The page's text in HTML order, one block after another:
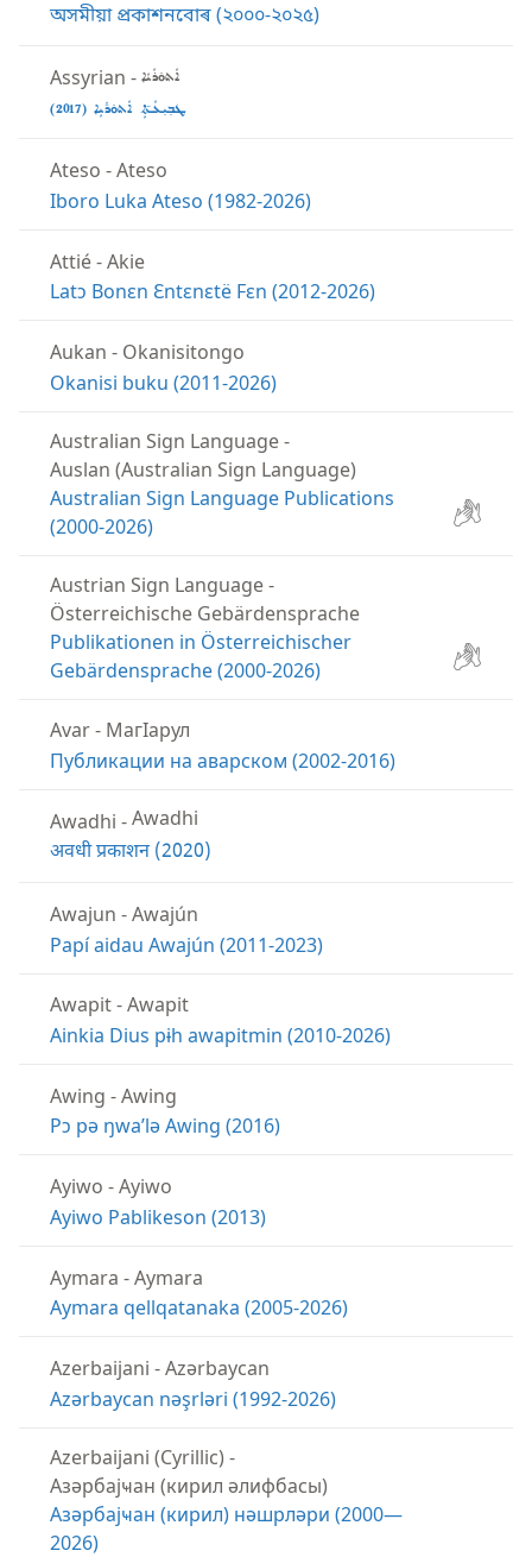
অসমীয়া প্ৰকাশনবোৰ (২০০০-২০২৫)
Assyrian - ܐܵܬܘܿܪܵܝܵܐ
ܛܒܼܝܼܥܵـܬܐܹ̈ ܐܵܬܘܿܪ̈ܵܝܹܐ (‏2017)‏
Ateso -Ateso
Iboro Luka Ateso (1982-2026)
Attié-Akie
Latɔ Bonɛn Ɛntɛnɛtë Fɛn (2012-2026)
Aukan - Okanisitongo
Okanisi buku (2011-2026)
Australian Sign Language-
Auslan (Australian Sign Language)
Australian Sign Language Publications
(2000-2026)
Austrian Sign Language-
Österreichische Gebärdensprache
Publikationen in Österreichischer
Gebärdensprache (2000-2026)
Avar- МагӀарул
Публикации на аварском (2002-2016)
Awadhi -Awadhi
अवधी प्रकाशन (2020)
Awajun -Awajún
Papí aidau Awajún (2011-2023)
Awapit-Awapit
Ainkia Dius pɨh awapitmin (2010-2026)
Awing -Awing
Pɔ pə ŋwaʼlə Awing (2016)
Ayiwo -Ayiwo
Ayiwo Pablikeson (2013)
Aymara -Aymara
Aymara qellqatanaka (2005-2026)
Azerbaijani -Azərbaycan
Azərbaycan nəşrləri (1992-2026)
Azerbaijani (Cyrillic) -
Aзәрбајҹан (кирил әлифбасы)
Азәрбајҹан (кирил) нәшрләри (2000—
2026)